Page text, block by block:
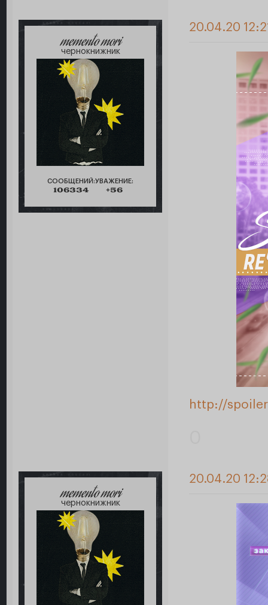
memento mori
чернокнижник
СООБЩЕНИЙ:
106334
УВАЖЕНИЕ:
+56
20.04.20
http://
memento mori
чернокнижник
20.04.20